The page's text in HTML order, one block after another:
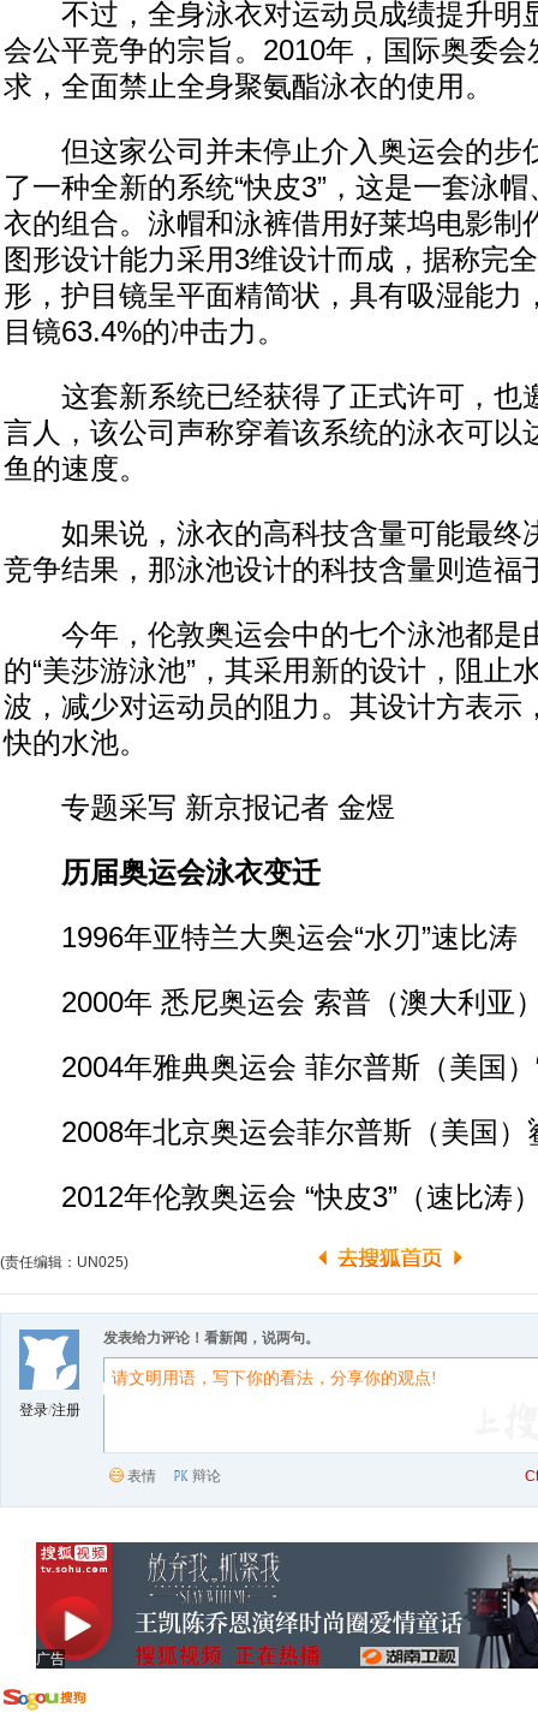
不过，全身泳衣对运动员成绩提升明
会公平竞争的宗旨。2010年，国际奥委会
求，全面禁止全身聚氨酯泳衣的使用。
但这家公司并未停止介入奥运会的步
了一种全新的系统“快皮3”，这是一套泳
衣的组合。泳帽和泳裤借用好莱坞电影制
图形设计能力采用3维设计而成，据称完
形，护目镜呈平面精简状，具有吸湿能力
目镜63.4%的冲击力。
这套新系统已经获得了正式许可，也
言人，该公司声称穿着该系统的泳衣可以
鱼的速度。
如果说，泳衣的高科技含量可能最终
竞争结果，那泳池设计的科技含量则造福
今年，伦敦奥运会中的七个泳池都是
的“美莎游泳池”，其采用新的设计，阻止
波，减少对运动员的阻力。其设计方表示
快的水池。
专题采写 新京报记者 金煜
历届奥运会泳衣变迁
1996年亚特兰大奥运会“水刃”速比涛
2000年 悉尼奥运会 索普（澳大利亚
2004年雅典奥运会 菲尔普斯（美国）
2008年北京奥运会菲尔普斯（美国）
2012年伦敦奥运会 “快皮3”（速比涛
(责任编辑：UN025)
登录/注册
发表给力评论！看新闻，说两句。
表情 辩论
广告